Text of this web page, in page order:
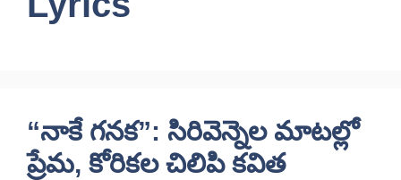
“నాకే గనక”: సిరివెన్నెల మాటల్లో
ప్రేమ, కోరికల చిలిపి కవిత